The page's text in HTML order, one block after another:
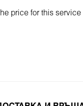
price for this